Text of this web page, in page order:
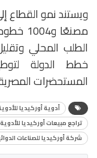
الطلب المحلي
خطط الدولة
المستحضرات
أدوية أوركيديا
تراجع مبيعات أوركيديا للأدوية
شركة أوركيديا للصناعات